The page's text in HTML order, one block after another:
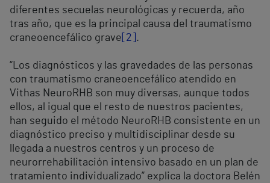
diferentes secuelas neurológicas y recuerda, año
tras año, que es la principal causa del traumatismo
craneoencefálico grave [2] .
“Los diagnósticos y las gravedades de las personas
con traumatismo craneoencefálico atendido en
Vithas NeuroRHB son muy diversas, aunque todos
ellos, al igual que el resto de nuestros pacientes,
han seguido el método NeuroRHB consistente en un
diagnóstico preciso y multidisciplinar desde su
llegada a nuestros centros y un proceso de
neurorrehabilitación intensivo basado en un plan de
tratamiento individualizado” explica la doctora Belén